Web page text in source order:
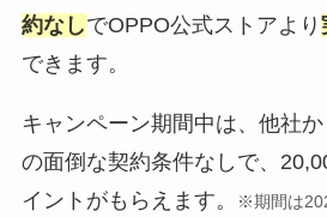
約なしでOPPO公式ストアより
できます。
キャンペーン期間中は、他社
の面倒な契約条件なしで、
イントがもらえます。
※期間は